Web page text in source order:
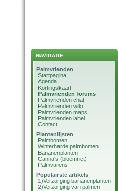
NAVIGATIE
Palmvrienden
Startpagina
Agenda
Kortingskaart
Palmvrienden forums
Palmvrienden chat
Palmvrienden wiki
Palmvrienden maps
Palmvrienden label
Contact
Plantenlijsten
Palmbomen
Winterharde palmbomen
Bananenplanten
Canna's (bloemriet)
Palmvarens
Populairste artikels
1)Verzorging bananenplanten
2)Verzorging van palmen